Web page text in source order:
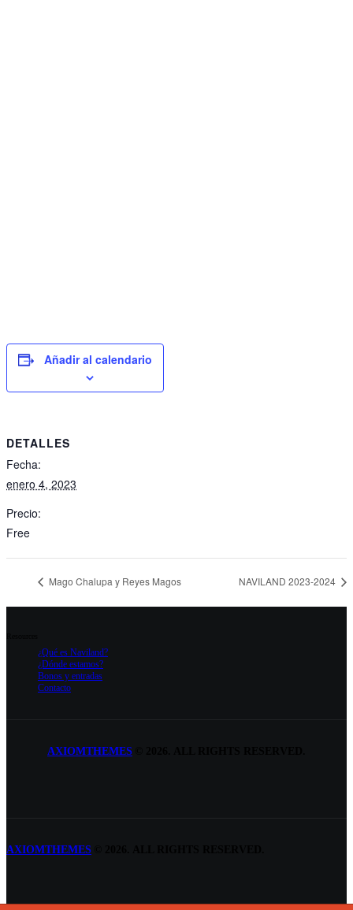
Añadir al calendario
DETALLES
Fecha:
enero 4, 2023
Precio:
Free
Mago Chalupa y Reyes Magos NAVILAND 2023-2024
¿Qué es Naviland?
¿Dónde estamos?
Bonos y entradas
Contacto
AXIOMTHEMES
AXIOMTHEMES